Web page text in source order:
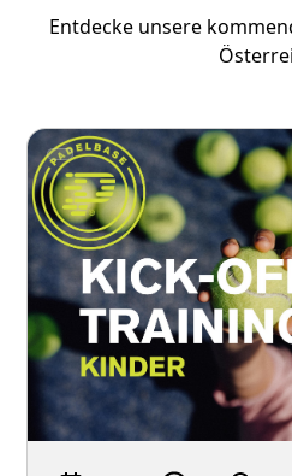
Entdecke unsere